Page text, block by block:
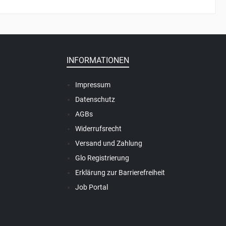
INFORMATIONEN
Impressum
Datenschutz
AGBs
Widerrufsrecht
Versand und Zahlung
Glo Registrierung
Erklärung zur Barrierefreiheit
Job Portal